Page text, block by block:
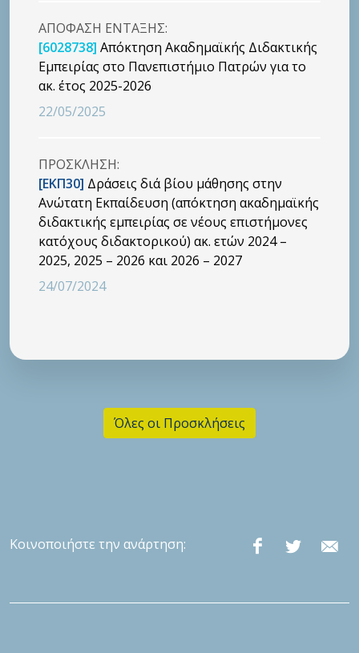
ΑΠΟΦΑΣΗ ΕΝΤΑΞΗΣ:
[6028738] Απόκτηση Ακαδημαϊκής Διδακτικής
Εμπειρίας στο Πανεπιστήμιο Πατρών για το
ακ. έτος 2025-2026
22/05/2025
ΠΡΟΣΚΛΗΣΗ:
[ΕΚΠ30] Δράσεις διά βίου μάθησης στην
Ανώτατη Εκπαίδευση (απόκτηση ακαδημαϊκής
διδακτικής εμπειρίας σε νέους επιστήμονες
κατόχους διδακτορικού) ακ. ετών 2024 –
2025, 2025 – 2026 και 2026 – 2027
24/07/2024
Όλες οι Προσκλήσεις
Κοινοποιήστε την ανάρτηση: